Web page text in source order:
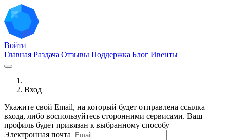
Войти
Главная Раздача Отзывы Поддержка Блог Ивенты
Вход
Укажите свой Email, на который будет отправлена ссылка
входа, либо воспользуйтесь сторонними сервисами. Ваш
профиль будет привязан к выбранному способу
Электронная почта